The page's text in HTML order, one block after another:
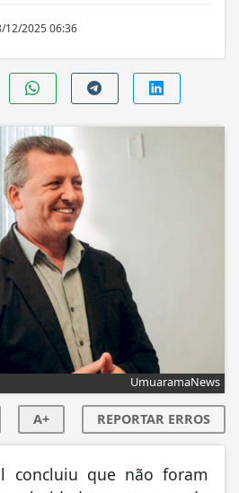
12/2025 06:36
UmuaramaNews
A+ REPORTAR ERROS
concluiu que não foram